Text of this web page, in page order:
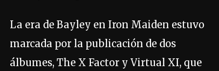
La era de Bayley en Iron Maiden estuvo
marcada por la publicación de dos
álbumes, The X Factor y Virtual XI, que